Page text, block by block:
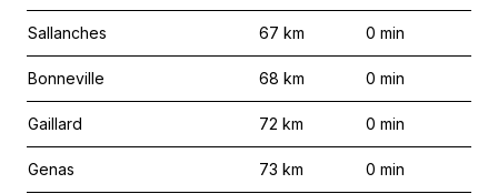
Sallanches 67 km 0 min
Bonneville 68 km 0 min
Gaillard 72 km 0 min
Genas 73 km 0 min